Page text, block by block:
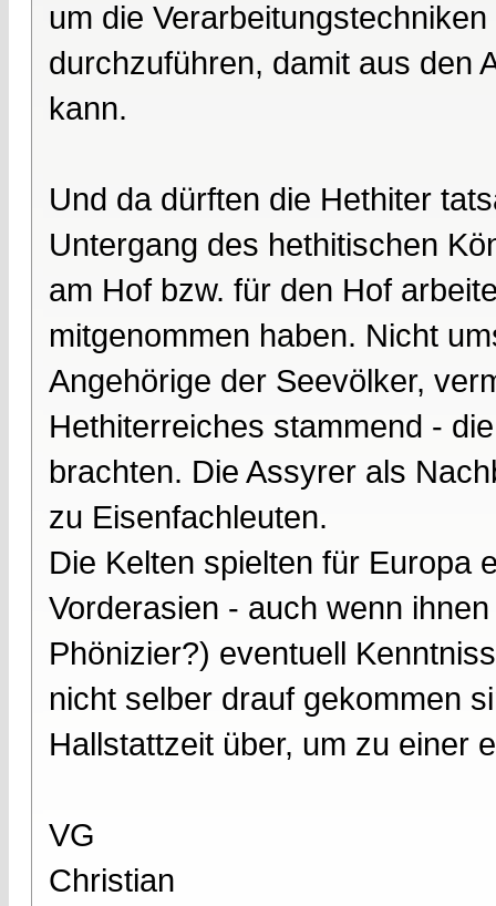
um die
durchzuführen, damit aus den
kann.
Und da dürften die Hethiter
Untergang des hethitischen
am Hof bzw. für den Hof
mitgenommen haben. Nicht
Angehörige der Seevölker,
Hethiterreiches stammend -
brachten. Die Assyrer als
zu Eisenfachleuten.
Die Kelten spielten für Europa
Vorderasien - auch wenn
Phönizier?) eventuell
nicht selber drauf gekommen
Hallstattzeit über, um zu einer
VG
Christian